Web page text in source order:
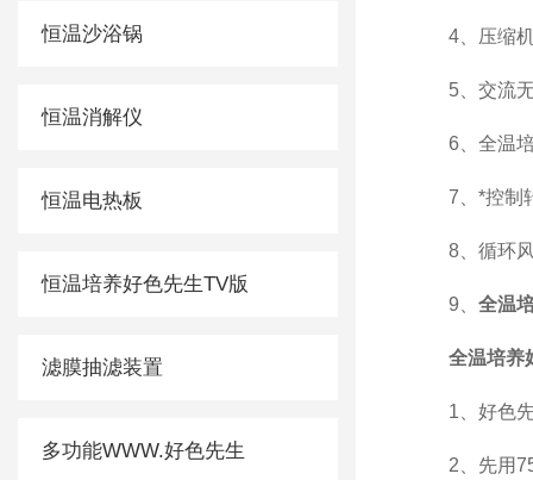
恒温沙浴锅
恒温消解仪
恒温电热板
恒温培养好色先生TV版
滤膜抽滤装置
多功能WWW.好色先生
4、压缩机
5、交流无
6、全温培
7、*控制转
8、循环风
9、 全温
全温培养
1、好色先
2、先用